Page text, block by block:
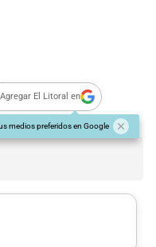
El Litoral en
medios preferidos en Google